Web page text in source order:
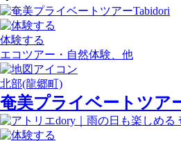
体験する
エコツアー・自然体験、他
北部(龍郷町)
奄美プライベートツア